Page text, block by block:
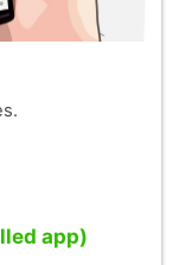
app)